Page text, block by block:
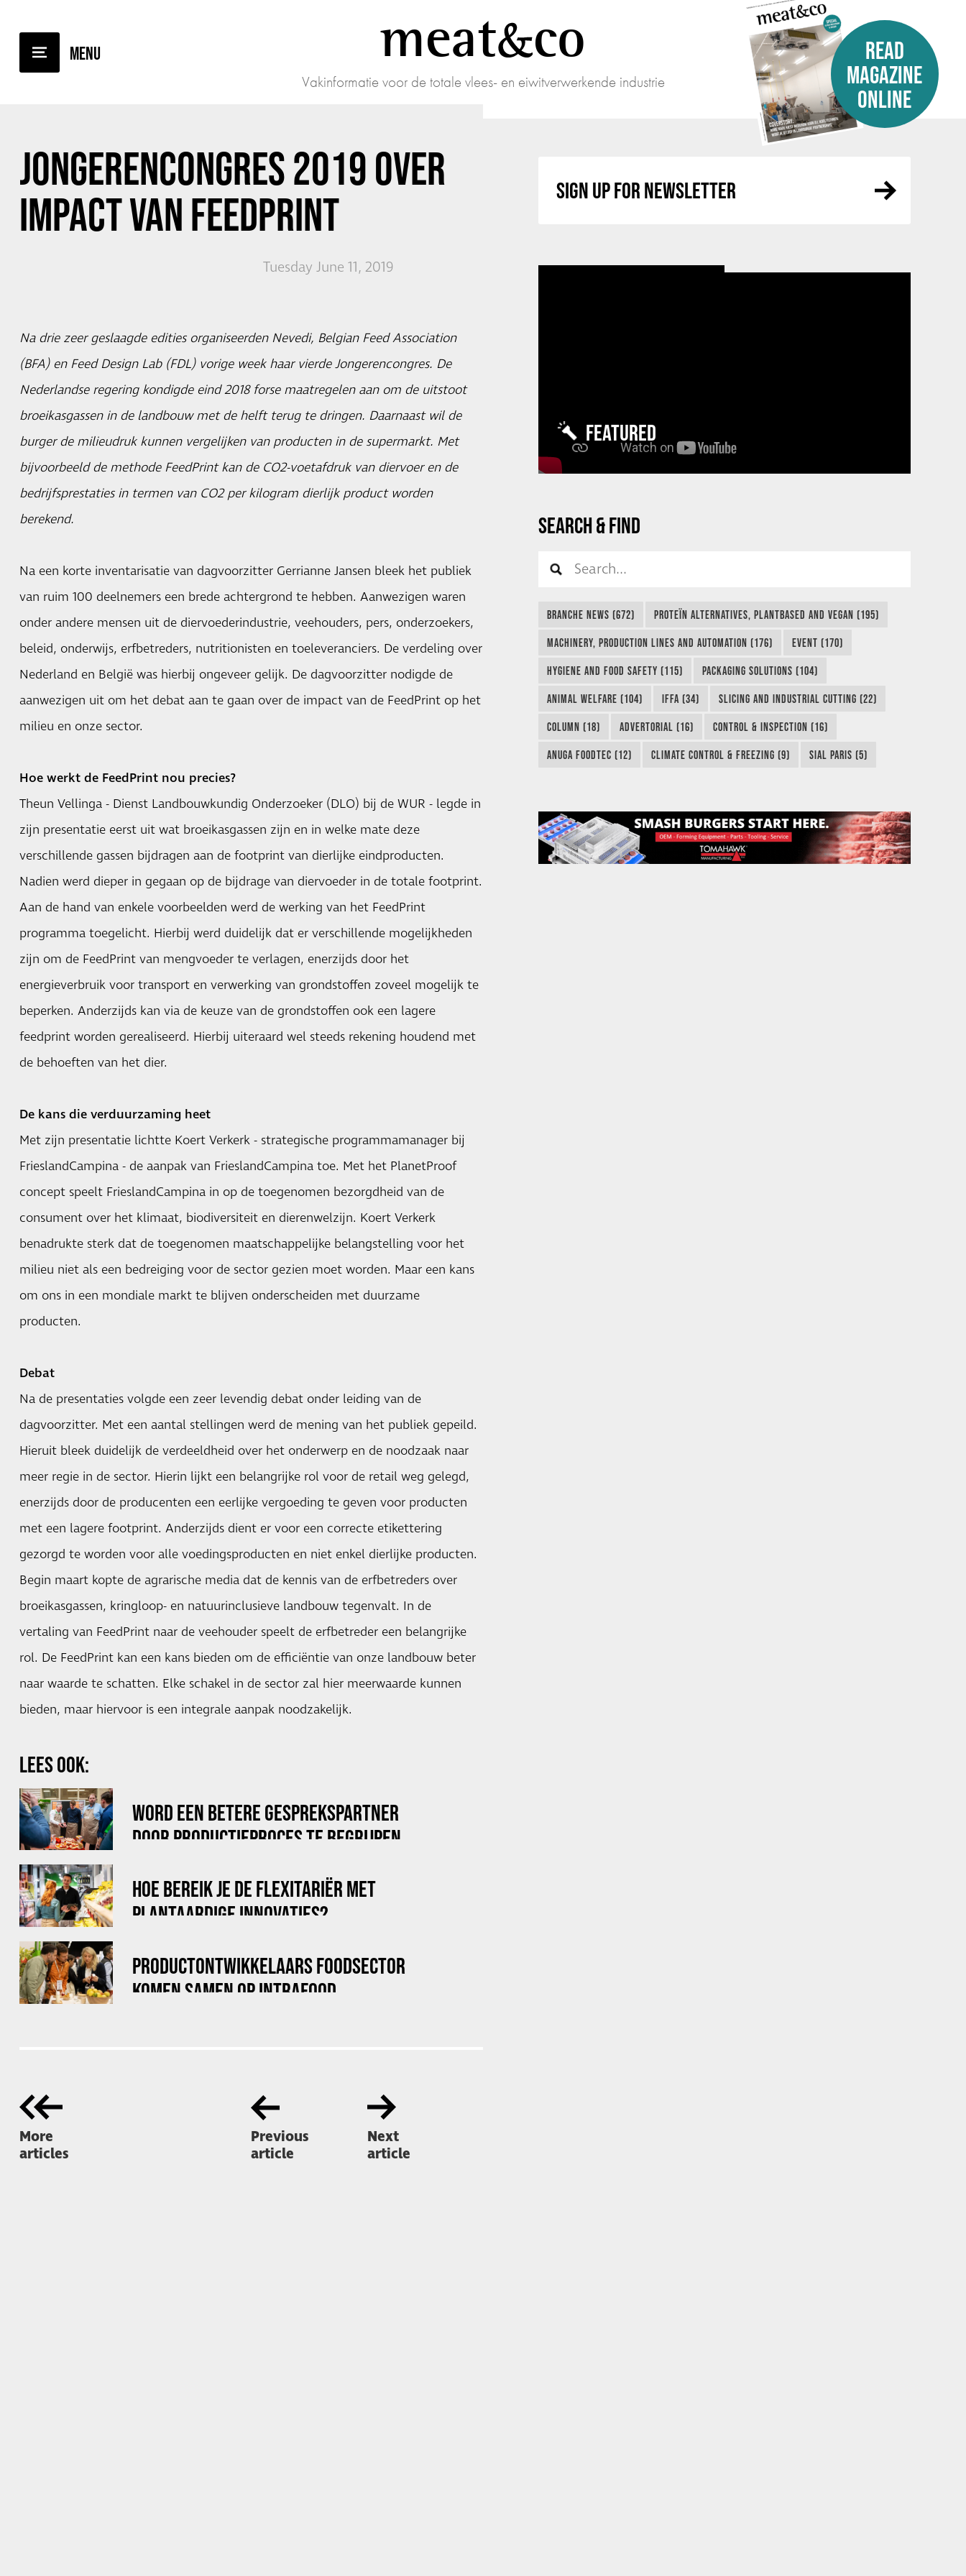
meatco
Vakinformatie voor de totale vlees- en eiwitverwerkende industrie
READ
MAGAZINE
ONLINE
JONGERENCONGRES 2019 OVER
IMPACT VAN FEEDPRINT
Tuesday June 11, 2019
Na drie zeer geslaagde edities organiseerden Nevedi, Belgian Feed Association
(BFA) en Feed Design Lab (FDL) vorige week haar vierde Jongerencongres. De
Nederlandse regering kondigde eind 2018 forse maatregelen aan om de uitstoot
broeikasgassen in de landbouw met de helft terug te dringen. Daarnaast wil de
burger de milieudruk kunnen vergelijken van producten in de supermarkt. Met
bijvoorbeeld de methode FeedPrint kan de CO2-voetafdruk van diervoer en de
bedrijfsprestaties in termen van CO2 per kilogram dierlijk product worden
berekend.
Na een korte inventarisatie van dagvoorzitter Gerrianne Jansen bleek het publiek
van ruim 100 deelnemers een brede achtergrond te hebben. Aanwezigen waren
onder andere mensen uit de diervoederindustrie, veehouders, pers, onderzoekers,
beleid, onderwijs, erfbetreders, nutritionisten en toeleveranciers. De verdeling over
Nederland en België was hierbij ongeveer gelijk. De dagvoorzitter nodigde de
aanwezigen uit om het debat aan te gaan over de impact van de FeedPrint op het
milieu en onze sector.
Hoe werkt de FeedPrint nou precies?
Theun Vellinga - Dienst Landbouwkundig Onderzoeker (DLO) bij de WUR - legde in
zijn presentatie eerst uit wat broeikasgassen zijn en in welke mate deze
verschillende gassen bijdragen aan de footprint van dierlijke eindproducten.
Nadien werd dieper in gegaan op de bijdrage van diervoeder in de totale footprint.
Aan de hand van enkele voorbeelden werd de werking van het FeedPrint
programmatoegelicht. Hierbij werd duidelijk dat er verschillende mogelijkheden
zijn om de FeedPrint van mengvoeder te verlagen, enerzijds door het
energieverbruik voor transport en verwerking van grondstoffen zoveel mogelijk te
beperken. Anderzijds kan via de keuze van de grondstoffen ook een lagere
feedprint worden gerealiseerd. Hierbij uiteraard wel steeds rekening houdend met
de behoeften van het dier.
De kans die verduurzaming heet
Met zijn presentatie lichtte Koert Verkerk - strategische programmamanager bij
FrieslandCampina - de aanpak van FrieslandCampina toe. Met het PlanetProof
conceptspeelt FrieslandCampina in op de toegenomen bezorgdheid van de
consument over het klimaat, biodiversiteit en dierenwelzijn. Koert Verkerk
benadrukte sterk dat de toegenomen maatschappelijke belangstelling voor het
milieu niet als een bedreiging voor de sector gezien moet worden. Maar een kans
om ons in een mondiale markt te blijven onderscheiden met duurzame
producten.
Debat
Na de presentaties volgde een zeer levendig debat onder leiding van de
dagvoorzitter. Met een aantal stellingen werd de mening van het publiek gepeild.
Hieruit bleek duidelijk de verdeeldheid over het onderwerp en de noodzaak naar
meer regie in de sector. Hierin lijkt een belangrijke rol voor de retail weg gelegd,
enerzijds door de producenten een eerlijke vergoeding te geven voor producten
met een lagere footprint. Anderzijds dient er voor een correcte etikettering
gezorgd te worden voor alle voedingsproducten en niet enkel dierlijke producten.
Begin maart kopte de agrarische media dat de kennis van de erfbetreders over
broeikasgassen, kringloop- en natuurinclusieve landbouw tegenvalt. In de
vertaling van FeedPrint naar de veehouder speelt de erfbetreder een belangrijke
rol. De FeedPrint kan een kans bieden om de efficiëntie van onze landbouw beter
naar waarde te schatten. Elke schakel in de sector zal hier meerwaarde kunnen
bieden, maar hiervoor is een integrale aanpak noodzakelijk.
LEES OOK:
WORD EEN BETERE GESPREKSPARTNER
DOOR PRODUCTIEPROCES TE BEGRIJPEN
HOE BEREIK JE DE FLEXITARIËR MET
PLANTAARDIGE INNOVATIES?
PRODUCTONTWIKKELAARS FOODSECTOR
KOMEN SAMEN OP INTRAFOOD
More
articles
Previous
article
Next
article
SIGN UP FOR NEWSLETTER
FEATURED
SEARCH & FIND
BRANCHE NEWS (672) PROTEÏN ALTERNATIVES, PLANTBASED AND VEGAN (195)
MACHINERY, PRODUCTION LINES AND AUTOMATION (176) EVENT (170)
HYGIENE AND FOOD SAFETY (115) PACKAGING SOLUTIONS (104)
ANIMAL WELFARE (104) IFFA (34) SLICING AND INDUSTRIAL CUTTING (22)
COLUMN (18) ADVERTORIAL (16) CONTROL & INSPECTION (16)
ANUGA FOODTEC (12) CLIMATE CONTROL & FREEZING (9) SIAL PARIS (5)